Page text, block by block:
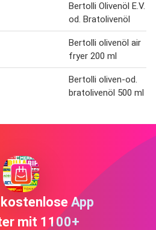
Bertolli Olivenöl E.V.
od. Bratolivenöl
Bertolli olivenöl air
fryer 200 ml
Bertolli oliven-od.
bratolivenöl 500 ml
App
mit 1100+